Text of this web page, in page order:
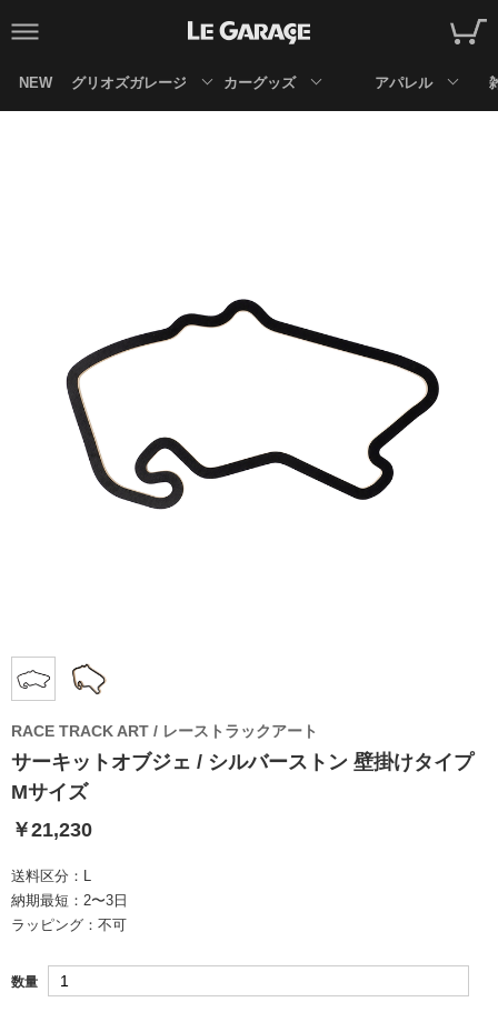
NEW グリオズガレージ カーグッズ アパレル
RACE TRACK ART / レーストラックアート
サーキットオブジェ / シルバーストン 壁掛けタイプ
Mサイズ
￥21,230
送料区分： L
納期最短： 2〜3日
ラッピング： 不可
数量